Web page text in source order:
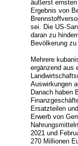
äußerst
Ergebnis von
sei. Die US-
daran zu
Bevölkerung
Mehrere
ergänzend aus
Auswirkungen
Danach haben
Ersatzteilen
Erwerb von
2021 und
270 Millionen